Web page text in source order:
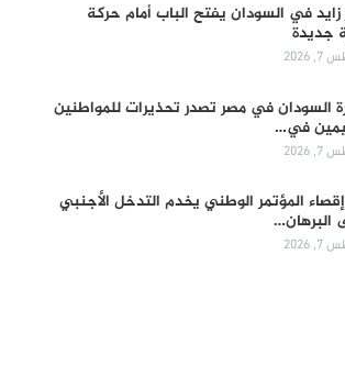
زايد في السودان يفتح الباب أمام حركة
جديدة
السودان في مصر تصدر تحذيرات للمواطنين
في…
المؤتمر الوطني يخدم التدخل الأجنبي
البرهان…